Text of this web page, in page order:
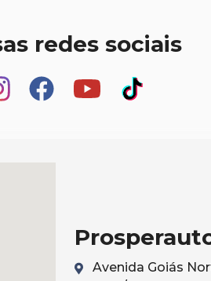
redes sociais
Avenida Goiás